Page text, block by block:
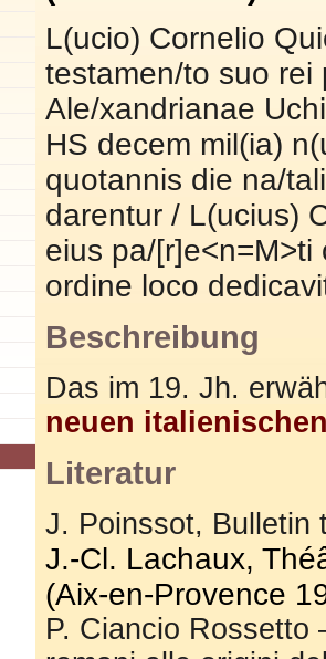
L(ucio) Cornelio
testamen/to suo rei
Ale/xandrianae
HS decem mil(ia)
quotannis die na/
darentur / L(ucius)
eius pa/
ordine loco
Beschreibung
Das im 19. Jh.
neuen
Literatur
J. Poinssot, Bulletin
J.-Cl. Lachaux,
(Aix-en-Provence
P. Ciancio Rossetto